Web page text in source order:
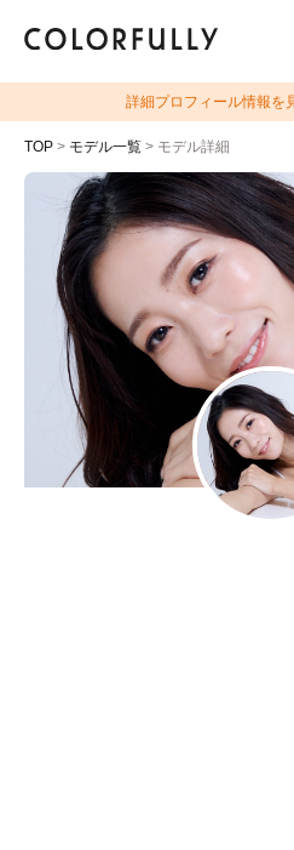
詳細プロフィール情報を
TOP > モデル一覧 > モデル詳細